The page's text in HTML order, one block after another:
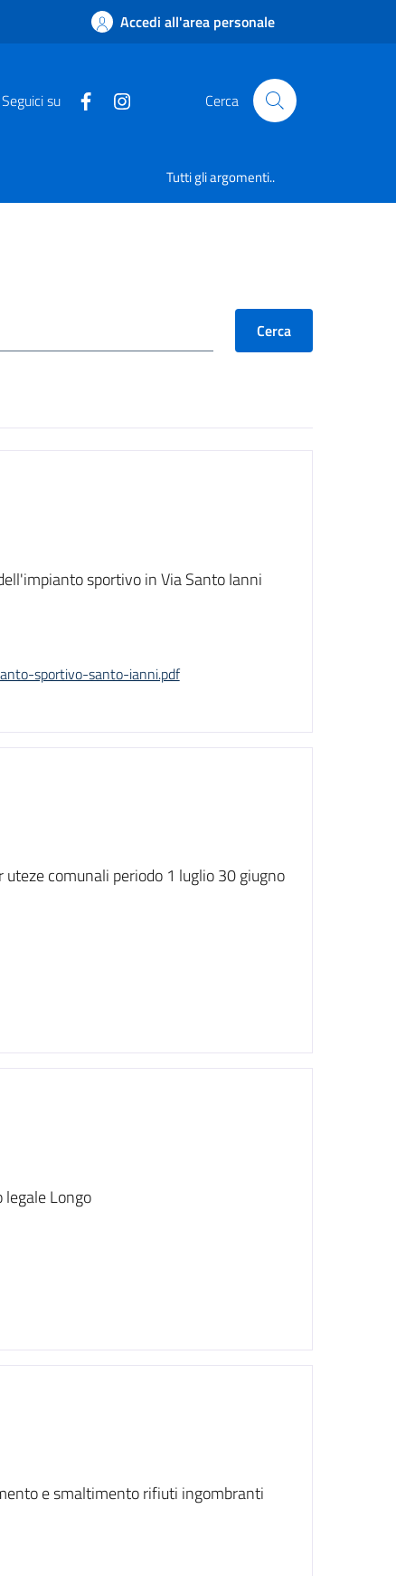
Accedi all'area personale
Seguici su Cerca
Tutti gli argomenti..
Cerca
sportivo in Via Santo Ianni
sportivo-santo-ianni.pdf
comunali periodo 1 luglio 30 giugno
Longo
e smaltimento rifiuti ingombranti